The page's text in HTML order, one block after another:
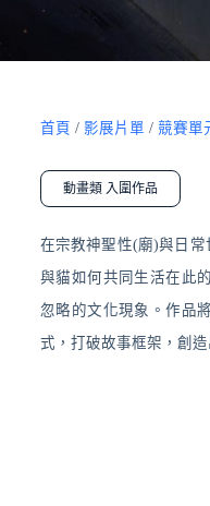
首頁 / 影展片單 / 競賽單
動畫類 入圍作品
在宗教神聖性(廟)與日
與貓如何共同生活在此
忽略的文化現象。作品
式，打破故事框架，創